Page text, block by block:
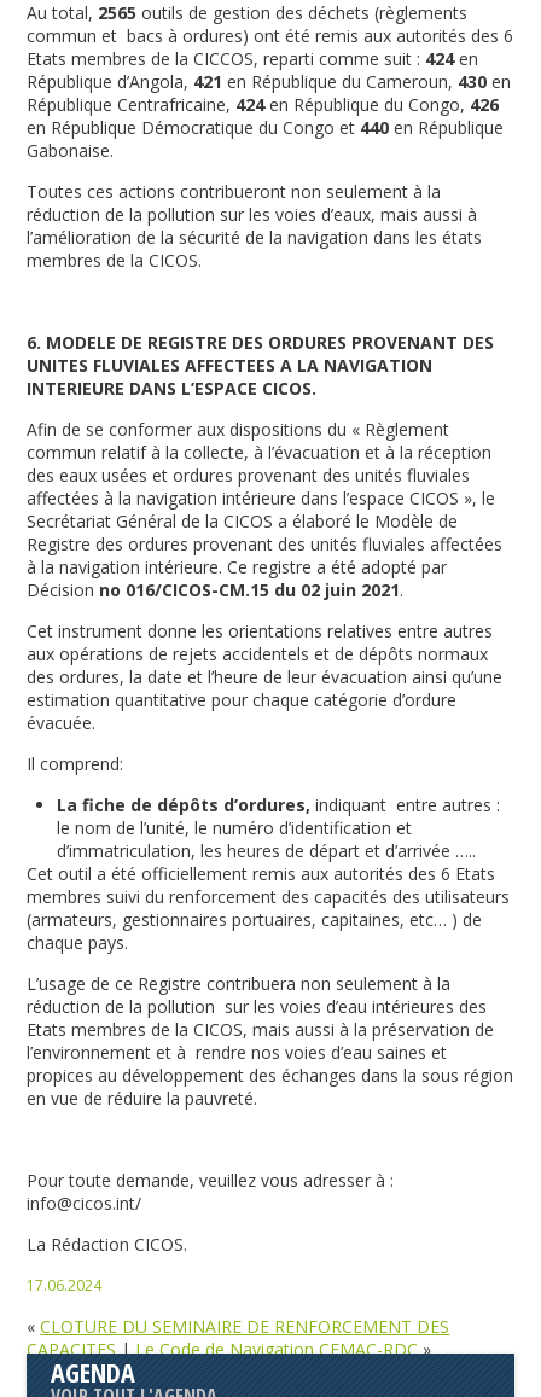
Au total, 2565 outils de gestion des déchets (règlements
commun et bacs à ordures) ont été remis aux autorités des 6
Etats membres de la CICCOS, reparti comme suit : 424en
République d’Angola, 421 en République du Cameroun, 430 en
République Centrafricaine, 424en République du Congo, 426
en République Démocratique du Congo et 440 en République
Gabonaise.
Toutes ces actions contribueront non seulement à la
réduction de la pollution sur les voies d’eaux, mais aussi à
l’amélioration de la sécurité de la navigation dans les états
membres de la CICOS.
6. MODELE DE REGISTRE DES ORDURES PROVENANT DES
UNITES FLUVIALES AFFECTEES A LA NAVIGATION
INTERIEURE DANS L’ESPACE CICOS.
Afin de se conformer aux dispositions du « Règlement
commun relatif à la collecte, à l’évacuation et à la réception
des eaux usées et ordures provenant des unités fluviales
affectées à la navigation intérieure dans l’espace CICOS », le
Secrétariat Général de la CICOS a élaboré le Modèle de
Registre des ordures provenant des unités fluviales affectées
à la navigation intérieure. Ce registre a été adopté par
Décision no 016/CICOS-CM.15 du 02 juin 2021.
Cet instrument donne les orientations relatives entre autres
aux opérations de rejets accidentels et de dépôts normaux
des ordures, la date et l’heure de leur évacuation ainsi qu’une
estimation quantitative pour chaque catégorie d’ordure
évacuée.
Il comprend:
La fiche de dépôts d’ordures, indiquant entre autres :
le nom de l’unité, le numéro d’identification et
d’immatriculation, les heures de départ et d’arrivée …..
Cet outil a été officiellement remis aux autorités des 6 Etats
membres suivi du renforcement des capacités des utilisateurs
(armateurs, gestionnaires portuaires, capitaines, etc… ) de
chaque pays.
L’usage de ce Registre contribuera non seulement à la
réduction de la pollution sur les voies d’eau intérieures des
Etats membres de la CICOS, mais aussi à la préservation de
l’environnement et à rendre nos voies d’eau saines et
propices au développement des échanges dans la sous région
en vue de réduire la pauvreté.
Pour toute demande, veuillez vous adresser à :
info@cicos.int/
La Rédaction CICOS.
17.06.2024
«CLOTURE DU SEMINAIRE DE RENFORCEMENT DES
CAPACITES|Le Code de Navigation CEMAC-RDC»
AGENDA